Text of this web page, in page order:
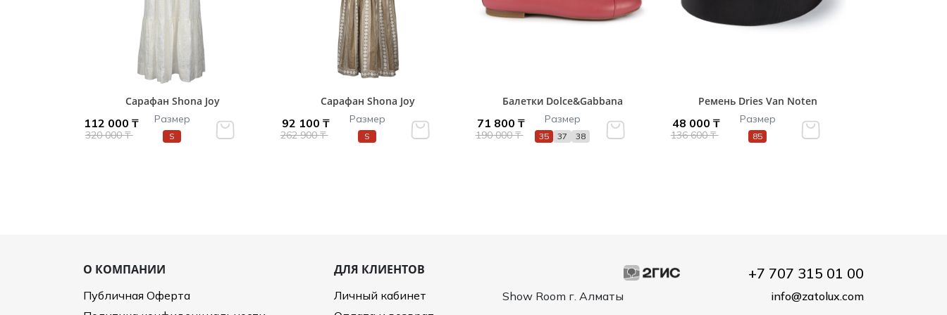
Сарафан Shona Joy
112 000 ₸
320 000 ₸
Размер
S
Сарафан Shona Joy
92 100 ₸
262 900 ₸
Размер
S
Балетки Dolce&Gabbana
71 800 ₸
190 000 ₸
Размер
35 37 38
Ремень Dries Van Noten
48 000 ₸
136 600 ₸
Размер
85
О КОМПАНИИ
Публичная Оферта
ДЛЯ КЛИЕНТОВ
Личный кабинет
Show Room г. Алматы
+7 707 315 01 00
info@zatolux.com